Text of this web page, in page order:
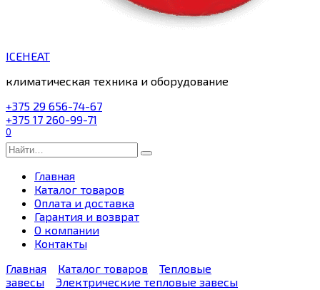
ICEHEAT
климатическая техника и оборудование
+375 29 656-74-67
+375 17 260-99-71
0
Search
for:
Главная
Каталог товаров
Оплата и доставка
Гарантия и возврат
О компании
Контакты
Главная
Каталог товаров
Тепловые
завесы
Электрические тепловые завесы